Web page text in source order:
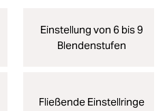
Einstellung von 6 bis 9
Blendenstufen
Fließende Einstellringe